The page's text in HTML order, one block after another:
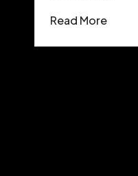
Read More